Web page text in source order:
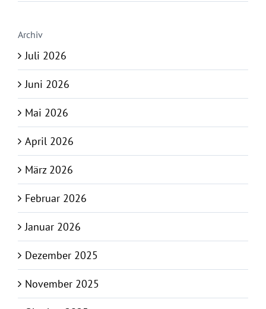
Archiv
Juli 2026
Juni 2026
Mai 2026
April 2026
März 2026
Februar 2026
Januar 2026
Dezember 2025
November 2025